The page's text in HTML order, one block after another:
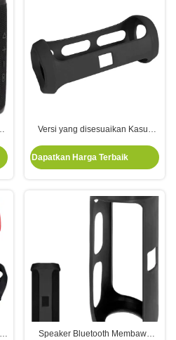
Versi yang disesuaikan Kasus
untuk Speaker Multifunctional
Silicone Pouch Sleeve
Dapatkan Harga Terbaik
Speaker Bluetooth Membawa